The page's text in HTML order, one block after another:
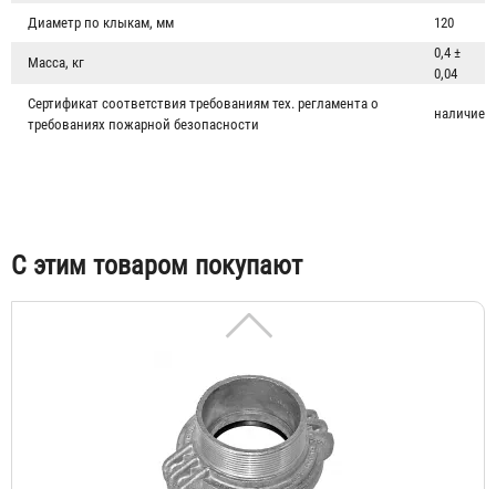
Диаметр по клыкам, мм 120
Масса, кг
0,4 ±
0,04
Сертификат соответствия требованиям тех. регламента о
требованиях пожарной безопасности
наличие
С этим товаром покупают
Головка цапковая ГЦ-70 (ГЦ-65)